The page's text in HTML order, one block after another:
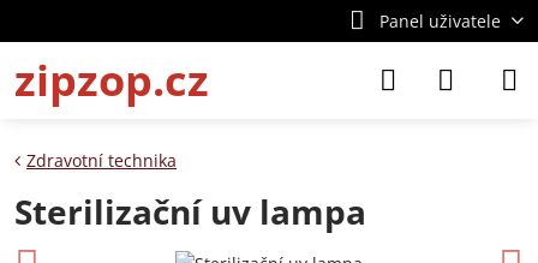
Panel uživatele
zipzop.cz
Zdravotní technika
Sterilizační uv lampa